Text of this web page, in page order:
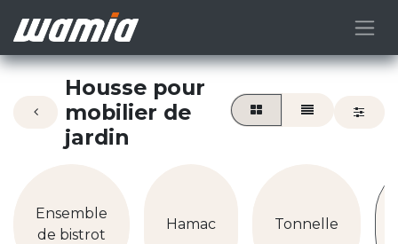
Housse pour
mobilier de
jardin
Ensemble
de bistrot
Hamac Tonnelle